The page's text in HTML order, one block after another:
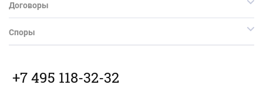
Договоры
Споры
+7 495 118-32-32